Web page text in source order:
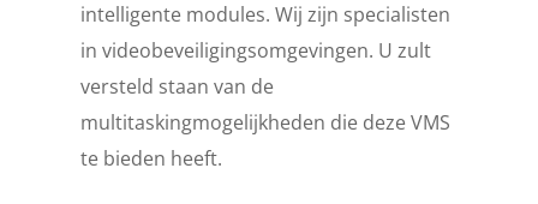
intelligente modules. Wij zijn specialisten
in videobeveiligingsomgevingen. U zult
versteld staan ​​van de
multitaskingmogelijkheden die deze VMS
te bieden heeft.